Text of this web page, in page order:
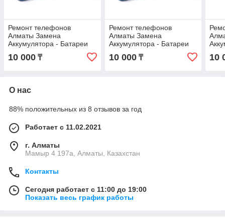
Ремонт телефонов
Алматы Замена
Аккумулятора - Батареи
iPhone 13 mini Оригинал С
гарантией !
10 000 ₸
Ремонт телефонов
Алматы Замена
Аккумулятора - Батареи
iPhone 15 Plus Оригинал
С гарантией !
10 000₸ 10
О нас
88% положительных из 8 отзывов за год
Работает с 11.02.2021
г. Алматы
Мамыр 4 197а, Алматы, Казахстан
Контакты
Сегодня работает с 11:00 до 19:00
Показать весь график работы